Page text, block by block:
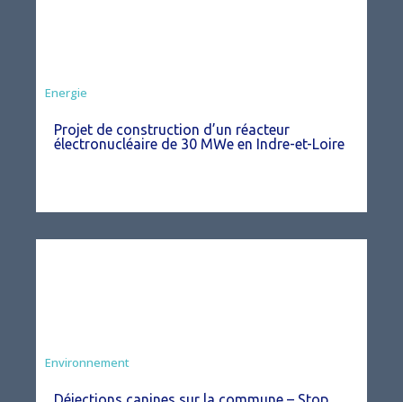
Energie
Projet de construction d’un réacteur
électronucléaire de 30 MWe en Indre-et-Loire
Environnement